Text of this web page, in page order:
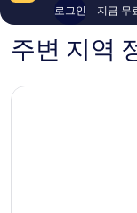
2,519
개
로그인 지금 무
주변 지역